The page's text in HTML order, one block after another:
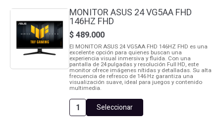
VG24AQ3A
FHD
180HZ
FHD
cantidad
MONITOR ASUS 24 VG5AA FHD
146HZ FHD
$489.000
El MONITOR ASUS 24 VG5AA FHD 146HZ FHD es una
excelente opción para quienes buscan una
experiencia visual inmersiva y fluida. Con una
pantalla de 24 pulgadas y resolución Full HD, este
monitor ofrece imágenes nítidas y detalladas. Su alta
frecuencia de refresco de 146 Hz garantiza una
visualización suave, ideal para juegos y contenido
multimedia.
MONITOR
ASUS
Seleccionar